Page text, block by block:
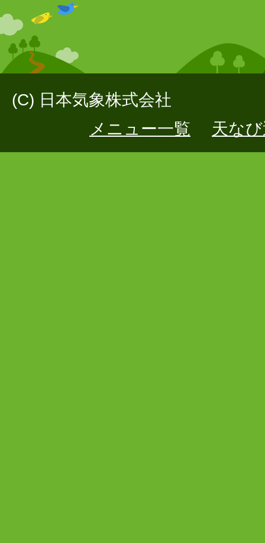
(C) 日本気象株式会社
メニュー一覧
天な